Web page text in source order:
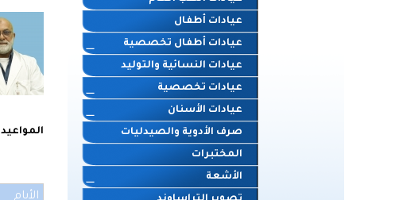
عيادات أطفال
عيادات أطفال تخصصية
عيادات النسائية والتوليد
عيادات تخصصية
عيادات الأسنان
صرف الأدوية والصيدليات
المختبرات
الأشعة
المواعيد
الأيام